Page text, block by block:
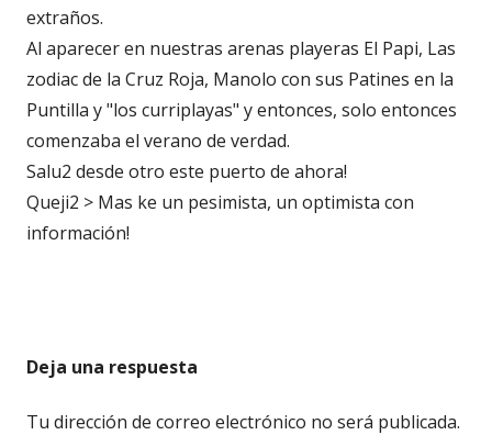
extraños.
Al aparecer en nuestras arenas playeras El Papi, Las
zodiac de la Cruz Roja, Manolo con sus Patines en la
Puntilla y "los curriplayas" y entonces, solo entonces
comenzaba el verano de verdad.
Salu2 desde otro este puerto de ahora!
Queji2 > Mas ke un pesimista, un optimista con
información!
Deja una respuesta
Tu dirección de correo electrónico no será publicada.